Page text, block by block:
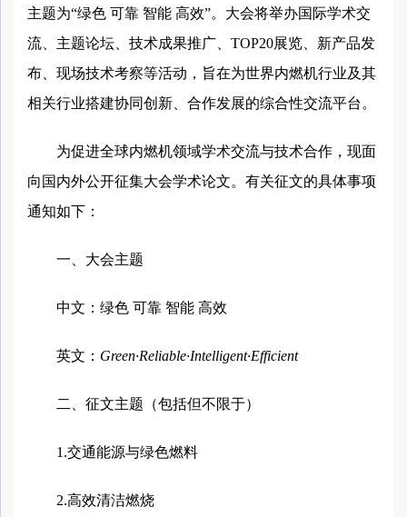
主题为“绿色 可靠 智能 高效”。大会将举办国际学术交
流、主题论坛、技术成果推广、TOP20展览、新产品发
布、现场技术考察等活动，旨在为世界内燃机行业及其
相关行业搭建协同创新、合作发展的综合性交流平台。
为促进全球内燃机领域学术交流与技术合作，现面
向国内外公开征集大会学术论文。有关征文的具体事项
通知如下：
一、大会主题
中文：绿色 可靠 智能 高效
英文： Green·Reliable·Intelligent·Efficient
二、征文主题（包括但不限于）
1.交通能源与绿色燃料
2.高效清洁燃烧